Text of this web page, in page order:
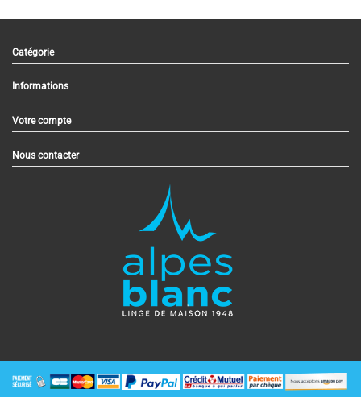
Catégorie
Informations
Votre compte
Nous contacter